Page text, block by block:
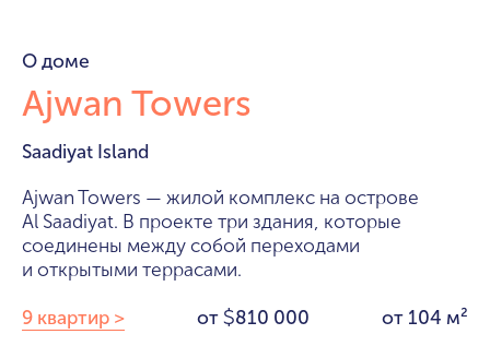
О доме
Ajwan Towers
Saadiyat Island
Ajwan Towers — жилой комплекс на острове
Al Saadiyat. В проекте три здания, которые
соединены между собой переходами
и открытыми террасами.
9 квартир > от $810 000 от 104 м²